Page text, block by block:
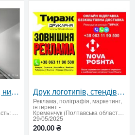
Шоковая заморозка, низькотемпературні камери для переробки алкогольної та газованої продукції
Полтава (Полтавська область: продати купити)
Друк логотипів, стендів, банерів з гарантією якості
Реклама, поліграфія, маркетинг,
інтернет-
Кременчук (Полтавська область: продати купити)
29/05/2025
200.00 ₴